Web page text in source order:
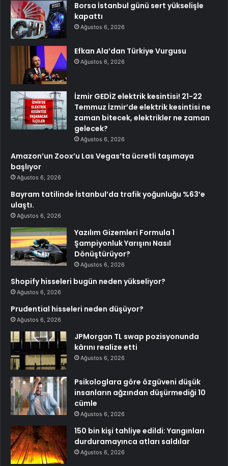
Borsa İstanbul günü sert yükselişle
kapattı
Ağustos 6, 2026
Efkan Ala’dan Türkiye Vurgusu
Ağustos 6, 2026
İzmir GEDİZ elektrik kesintisi! 21-22
Temmuz İzmir’de elektrik kesintisi ne
zaman bitecek, elektrikler ne zaman
gelecek?
Ağustos 6, 2026
Amazon’un Zoox’u Las Vegas’ta ücretli taşımaya
başlıyor
Ağustos 6, 2026
Bayram tatilinde İstanbul’da trafik yoğunluğu %63’e
ulaştı.
Ağustos 6, 2026
Yazılım Gizemleri Formula 1
Şampiyonluk Yarışını Nasıl
Dönüştürüyor?
Ağustos 6, 2026
Shopify hisseleri bugün neden yükseliyor?
Ağustos 6, 2026
Prudential hisseleri neden düşüyor?
Ağustos 6, 2026
JPMorgan TL swap pozisyonunda
kârını realize etti
Ağustos 6, 2026
Psikologlara göre özgüveni düşük
insanların ağzından düşürmediği 10
cümle
Ağustos 6, 2026
150 bin kişi tahliye edildi: Yangınları
durduramayınca atları saldılar
Ağustos 6, 2026